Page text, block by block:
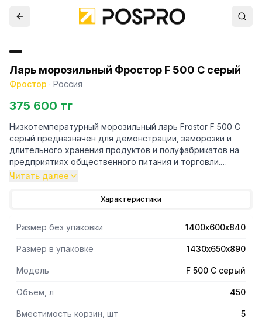
Ларь морозильный Фростор F 500 С серый
Фростор · Россия
375 600 тг
Низкотемпературный морозильный ларь Frostor F 500 C
серый предназначен для демонстрации, заморозки и
длительного хранения продуктов и полуфабрикатов на
предприятиях общественного питания и торговли.
- Низкоэмиссионное закаленное стекло
Читать далее
Характеристики
Размер без упаковки 1400х600х840
Размер в упаковке 1430х650х890
Модель F 500 С серый
Объем, л 450
Вместимость корзин, шт 5